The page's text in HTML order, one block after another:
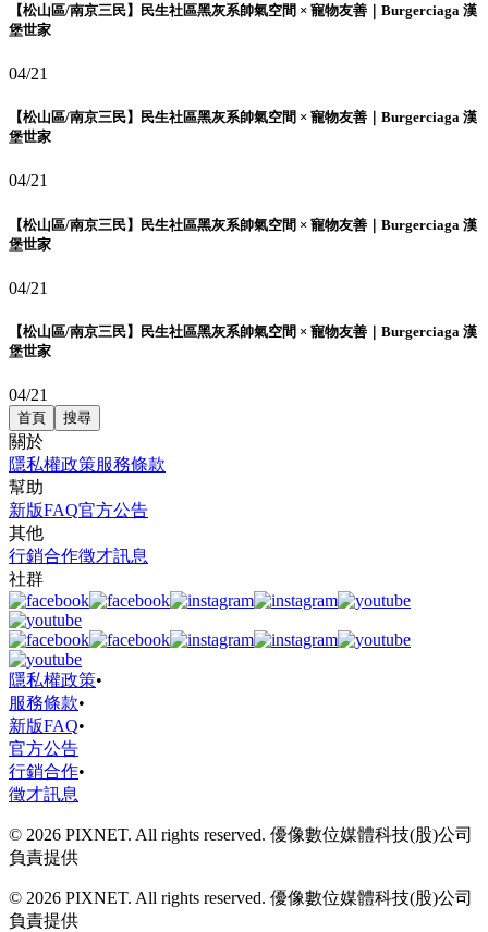
【松山區/南京三民】民生社區黑灰系帥氣空間 × 寵物友善｜Burgerciaga 漢
堡世家
04/21
【松山區/南京三民】民生社區黑灰系帥氣空間 × 寵物友善｜Burgerciaga 漢
堡世家
04/21
【松山區/南京三民】民生社區黑灰系帥氣空間 × 寵物友善｜Burgerciaga 漢
堡世家
04/21
【松山區/南京三民】民生社區黑灰系帥氣空間 × 寵物友善｜Burgerciaga 漢
堡世家
04/21
首頁 搜尋
關於
隱私權政策服務條款
幫助
新版FAQ官方公告
其他
行銷合作徵才訊息
社群
隱私權政策•
服務條款•
新版FAQ•
官方公告
行銷合作•
徵才訊息
© 2026 PIXNET. All rights reserved. 優像數位媒體科技(股)公司
負責提供
© 2026 PIXNET. All rights reserved. 優像數位媒體科技(股)公司
負責提供